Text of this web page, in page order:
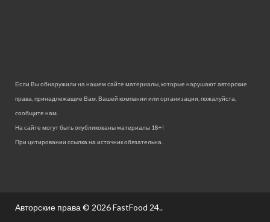
Если Вы обнаружили на нашем сайте материалы, которые нарушают авторские
права, принадлежащие Вам, Вашей компании или организации, пожалуйста,
сообщите нам.
На сайте могут быть опубликованы материалы 18+!
При цитировании ссылка на источник обязательна.
Авторские права © 2026FastFood 24..